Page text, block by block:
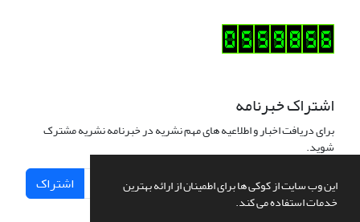
این وب سایت از کوکی ها برای اطمینان از ارائه بهترین
خدمات استفاده می کند.
اشتراک خبرنامه
برای دریافت اخبار و اطلاعیه های مهم نشریه در خبرنامه نشریه مشترک
شوید.
اشتراک